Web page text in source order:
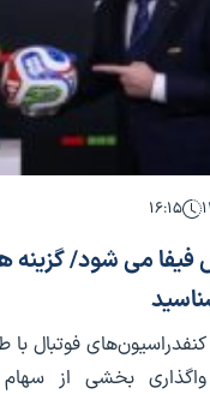
۱۶:۱۵
می شود/ گزینه
فوتبال
واگذاری بخشی از